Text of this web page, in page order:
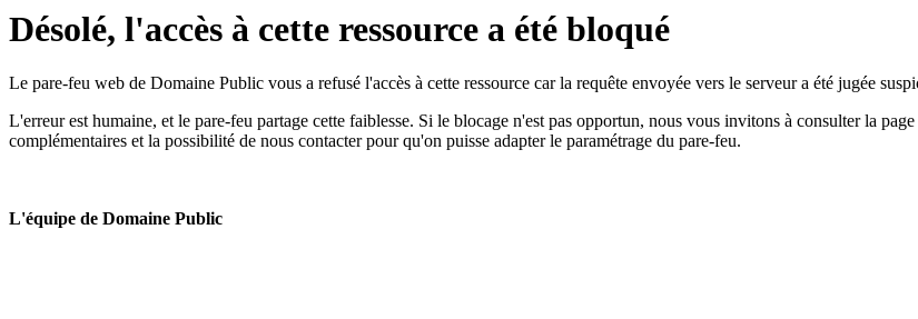
Désolé, l'accès à cette ressource a été bloqué
Le pare-feu web de Domaine Public vous a refusé l'accès à cette ressource car la requête envoyée vers le serveur a été jugée
L'erreur est humaine, et le pare-feu partage cette faiblesse. Si le blocage n'est pas opportun, nous vous invitons à consulter la page
complémentaires et la possibilité de nous contacter pour qu'on puisse adapter le paramétrage du pare-feu.
L'équipe de Domaine Public